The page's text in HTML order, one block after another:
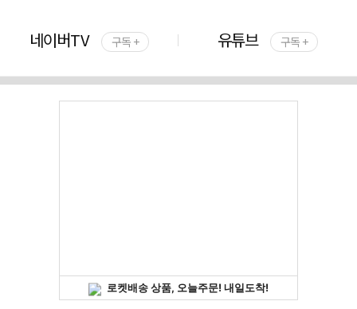
네이버TV 구독 + 유튜브 구독 +